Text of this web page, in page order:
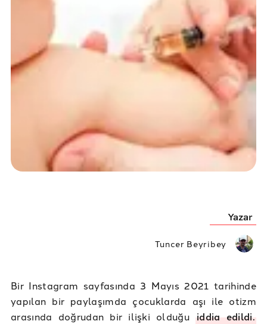
Yazar
Tuncer Beyribey
Bir Instagram sayfasında 3 Mayıs 2021 tarihinde
yapılan bir paylaşımda çocuklarda aşı ile otizm
arasında doğrudan bir ilişki olduğuiddia edildi.